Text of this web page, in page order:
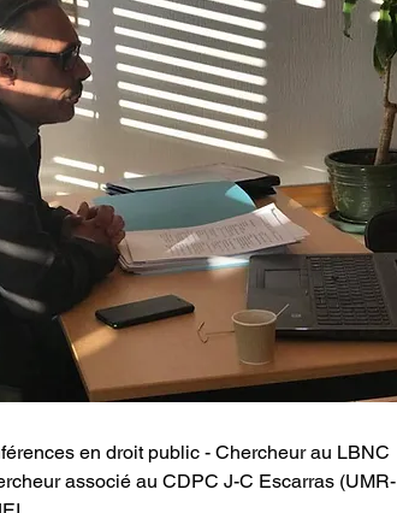
en droit public - Chercheur au LBNC
associé au CDPC J-C Escarras (UMR-